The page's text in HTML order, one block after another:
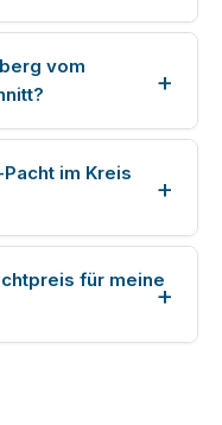
vom
im Kreis
für meine